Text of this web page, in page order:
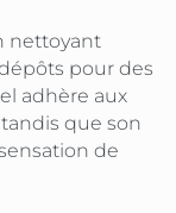
nettoyant
pour des
adhère aux
que son
de